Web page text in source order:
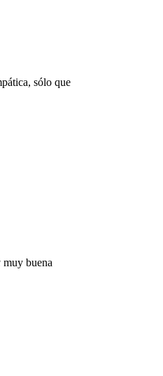
sólo que
muy buena